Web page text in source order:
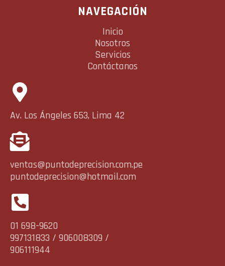
NAVEGACIÓN
Inicio
Nosotros
Servicios
Contáctanos
Av. Los Ángeles 653, Lima 42
ventas@puntodeprecision.com.pe
puntodeprecision@hotmail.com
01 698-9620
997131833 / 906008309 /
906111944